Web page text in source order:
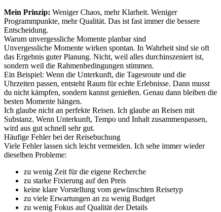
Mein Prinzip: Weniger Chaos, mehr Klarheit. Weniger
Programmpunkte, mehr Qualität. Das ist fast immer die bessere
Entscheidung.
Warum unvergessliche Momente planbar sind
Unvergessliche Momente wirken spontan. In Wahrheit sind sie oft
das Ergebnis guter Planung. Nicht, weil alles durchinszeniert ist,
sondern weil die Rahmenbedingungen stimmen.
Ein Beispiel: Wenn die Unterkunft, die Tagesroute und die
Uhrzeiten passen, entsteht Raum für echte Erlebnisse. Dann musst
du nicht kämpfen, sondern kannst genießen. Genau dann bleiben die
besten Momente hängen.
Ich glaube nicht an perfekte Reisen. Ich glaube an Reisen mit
Substanz. Wenn Unterkunft, Tempo und Inhalt zusammenpassen,
wird aus gut schnell sehr gut.
Häufige Fehler bei der Reisebuchung
Viele Fehler lassen sich leicht vermeiden. Ich sehe immer wieder
dieselben Probleme:
zu wenig Zeit für die eigene Recherche
zu starke Fixierung auf den Preis
keine klare Vorstellung vom gewünschten Reisetyp
zu viele Erwartungen an zu wenig Budget
zu wenig Fokus auf Qualität der Details